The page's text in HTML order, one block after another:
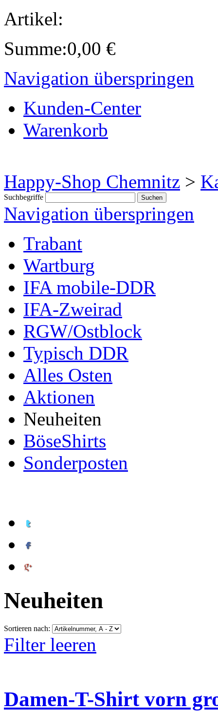
Artikel:
Summe:0,00 €
Navigation überspringen
Kunden-Center
Warenkorb
Happy-Shop Chemnitz >
Suchbegriffe
Navigation überspringen
Trabant
Wartburg
IFA mobile-DDR
IFA-Zweirad
RGW/Ostblock
Typisch DDR
Alles Osten
Aktionen
Neuheiten
BöseShirts
Sonderposten
Neuheiten
Sortieren nach:
Filter leeren
Damen-T-Shirt vorn